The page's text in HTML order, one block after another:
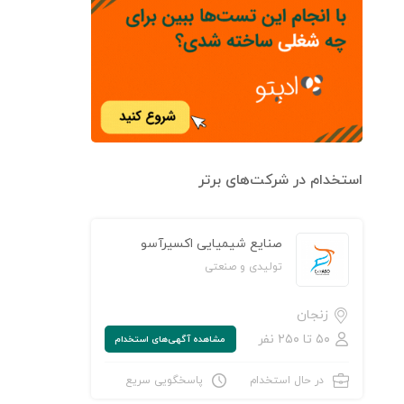
استخدام در شرکت‌های برتر
صنایع شیمیایی اکسیرآسو
تولیدی و صنعتی
زنجان
۵۰ تا ۲۵۰ نفر
مشاهده‌ آگهی‌های استخدام
در حال استخدام پاسخگویی سریع